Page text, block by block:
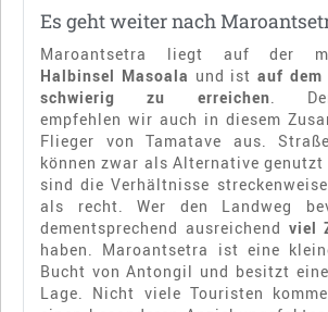
Es geht weiter nach
Maroantsetra liegt auf der
Halbinsel Masoala und ist auf dem
schwierig zu erreichen.
empfehlen wir auch in diesem
Flieger von Tamatave aus.
können zwar als Alternative genutzt
sind die Verhältnisse
als recht. Wer den Landweg
dementsprechend ausreichend viel
haben. Maroantsetra ist eine
Bucht von Antongil und besitzt
Lage. Nicht viele Touristen